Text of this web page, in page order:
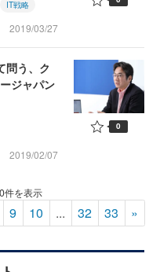
IT戦略
2019/03/27
問う、ク
ジャパン
2019/02/07
0
件を表示
9 10 ... 32 33 »